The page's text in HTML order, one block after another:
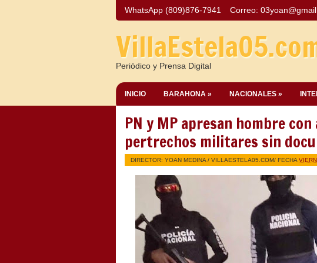
WhatsApp (809)876-7941 Correo:
Periódico y Prensa Digital
INICIO BARAHONA » NACIONALES »
PN y MP apresan hombre
pertrechos militares sin
DIRECTOR: YOAN MEDINA / VILLAESTELA05.COM/ FECHA